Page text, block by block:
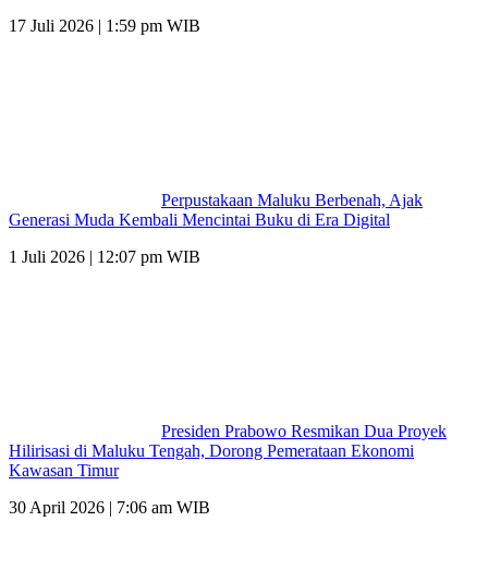
17 Juli 2026 | 1:59 pm WIB
Perpustakaan Maluku Berbenah, Ajak
Generasi Muda Kembali Mencintai Buku di Era Digital
1 Juli 2026 | 12:07 pm WIB
Presiden Prabowo Resmikan Dua Proyek
Hilirisasi di Maluku Tengah, Dorong Pemerataan Ekonomi
Kawasan Timur
30 April 2026 | 7:06 am WIB